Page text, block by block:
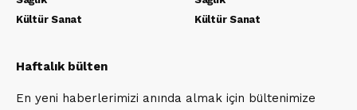
Kültür Sanat
Kültür Sanat
Haftalık bülten
En yeni haberlerimizi anında almak için bültenimize